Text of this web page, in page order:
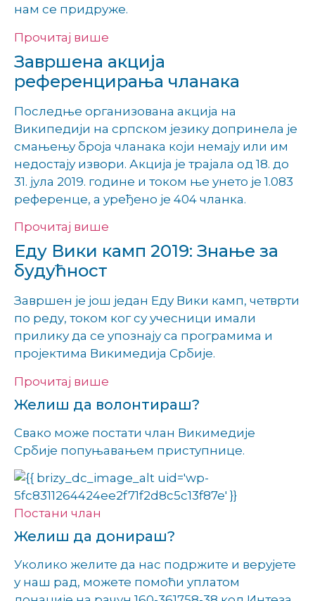
нам се придруже.
Прочитај више
Завршена акција
референцирања чланака
Последње организована акција на
Википедији на српском језику допринела је
смањењу броја чланака који немају или им
недостају извори. Акција је трајала од 18. до
31. јула 2019. године и током ње унето је 1.083
референце, а уређено је 404 чланка.
Прочитај више
Еду Вики камп 2019: Знање за
будућност
Завршен је још један Еду Вики камп, четврти
по реду, током ког су учесници имали
прилику да се упознају са програмима и
пројектима Викимедија Србије.
Прочитај више
Желиш да волонтираш?
Свако може постати члан Викимедије
Србије попуњавањем приступнице.
Постани члан
Желиш да донираш?
Уколико желите да нас подржите и верујете
у наш рад, можете помоћи уплатом